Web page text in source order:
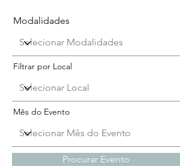
Modalidades
Filtrar por Local
Mês do Evento
Procurar Evento